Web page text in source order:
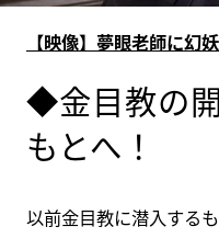
【映像】夢眼老師に
◆金目教の
もとへ！
以前金目教に潜入する